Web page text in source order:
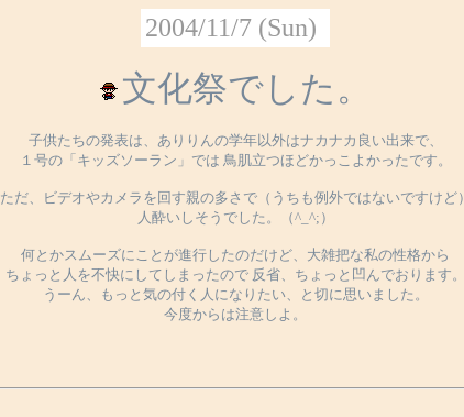
2004/11/7 (Sun)
文化祭でした。
子供たちの発表は、ありりんの学年以外はナカナカ良い出来で、
１号の「キッズソーラン」では 鳥肌立つほどかっこよかったです。
ただ、ビデオやカメラを回す親の多さで（うちも例外ではないですけど）
人酔いしそうでした。（^_^;）
何とかスムーズにことが進行したのだけど、大雑把な私の性格から
ちょっと人を不快にしてしまったので 反省、ちょっと凹んでおります。
うーん、もっと気の付く人になりたい、と切に思いました。
今度からは注意しよ。